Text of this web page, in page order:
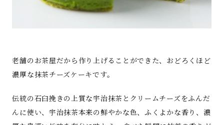
老舗のお茶屋だから作り上げることができた、おどろくほど
濃厚な抹茶チーズケーキです。
伝統の石臼挽きの上質な宇治抹茶とクリームチーズをふんだ
んに使い、宇治抹茶本来の鮮やかな色、ふくよかな香り、濃